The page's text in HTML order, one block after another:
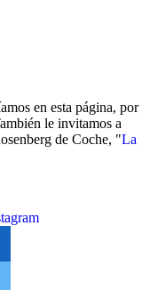
en esta página, por
le invitamos a
de Coche, "La